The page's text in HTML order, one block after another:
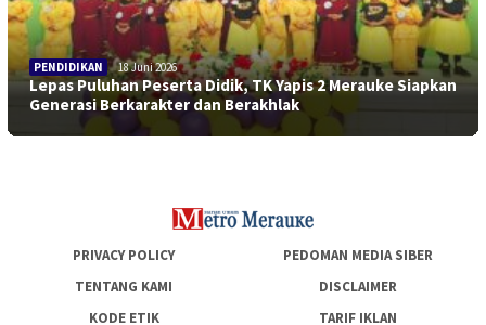
PENDIDIKAN 18 Juni 2026
Lepas Puluhan Peserta Didik, TK Yapis 2 Merauke Siapkan
Generasi Berkarakter dan Berakhlak
PRIVACY POLICY
PEDOMAN MEDIA SIBER
TENTANG KAMI
DISCLAIMER
KODE ETIK
TARIF IKLAN